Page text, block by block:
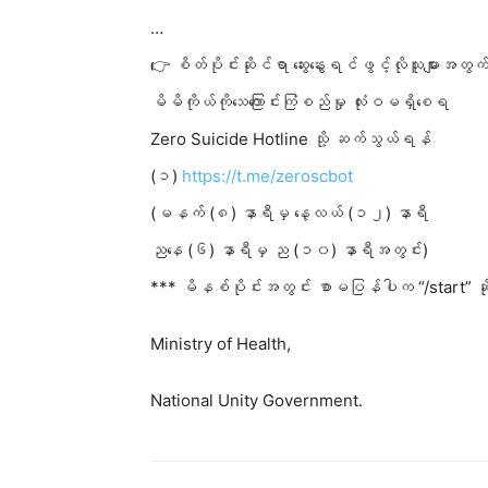
…
👉 စိတ်ပိုင်းဆိုင်ရာ ဆွေးနွေးရင်ဖွင့်လိုသူများအတွ
မိမိကိုယ်ကိုသေကြောင်းကြံစည်မှု လုံးဝမရှိစေရ
Zero Suicide Hotline သို့ ဆက်သွယ်ရန်
(၁) https://t.me/zeroscbot
(မနက် (၈) နာရီမှ နေ့လယ် (၁၂) နာရီ
ညနေ (၆) နာရီမှ ည (၁၀) နာရီအတွင်း)
*** မိနစ်ပိုင်းအတွင်း စာမပြန်ပါက “/
Ministry of Health,
National Unity Government.